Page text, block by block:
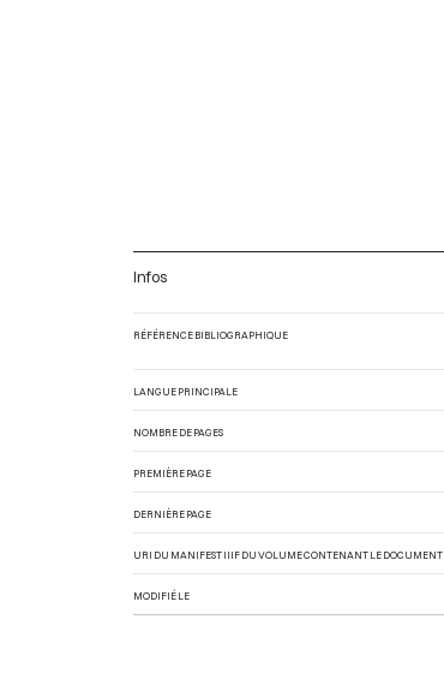
Infos
RÉFÉRENCE BIBLIOGRAPHIQUE
LANGUE PRINCIPALE
NOMBRE DE PAGES
PREMIÈRE PAGE
DERNIÈRE PAGE
URI DU MANIFEST IIIF DU VOLUME CONTENANT LE DOCUMENT
MODIFIÉ LE